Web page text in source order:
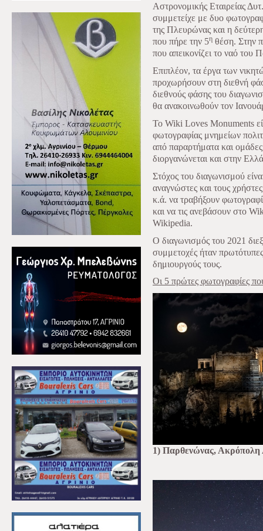
Αστρονομικής Εταιρείας
συμμετείχε με δυο
της Πλευρώνας και η
που πήρε την 5η θέση. Στην
που απεικονίζει το ναό
Επιπλέον, τα έργα των
προχωρήσουν στη διεθνή
διεθνούς φάσης του
θα ανακοινωθούν τον
To Wiki Loves Monuments
φωτογραφίας μνημείων
από παραρτήματα και
διοργανώνεται και στην
Στόχος του διαγωνισμού
αναγνώστες και τους
κ.ά. να τραβήξουν
και να τις ανεβάσουν στο
Wikipedia.
Ο διαγωνισμός του 2021
συμμετοχές ήταν
δημιουργούς τους.
Οι 5 πρώτες φωτογραφίες
1) Παρθενώνας,